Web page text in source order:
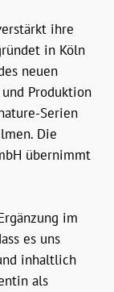
ihre
in Köln
neuen
Produktion
Serien
Die
übernimmt
im
es uns
inhaltlich
als